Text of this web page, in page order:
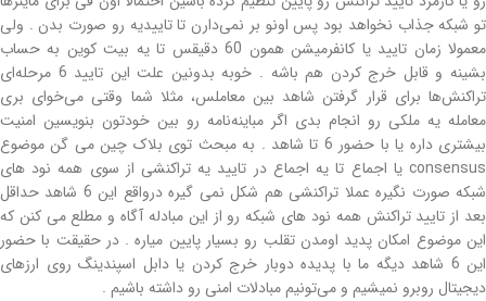
تو شبکه جذاب نخواهد بود پس اونو بر نمی‌دارن تا تاییدیه رو صورت بدن . ولی
معمولا زمان تایید یا کانفرمیشن همون 60 دقیقس تا یه بیت کوین به حساب
بشینه و قابل خرج کردن هم باشه . خوبه بدونین علت این تایید 6 مرحله‌ای
تراکنش‌ها برای قرار گرفتن شاهد بین معاملس، مثلا شما وقتی می‌خوای بری
معامله یه ملکی رو انجام بدی اگر مباینه‌نامه رو بین خودتون بنویسین امنیت
بیشتری داره یا با حضور 6 تا شاهد . به مبحث توی بلاک چین می گن موضوع
consensus یا اجماع تا یه اجماع در تایید یه تراکنشی از سوی همه نود های
شبکه صورت نگیره عملا تراکنشی هم شکل نمی گیره درواقع این 6 شاهد حداقل
بعد از تایید تراکنش همه نود های شبکه رو از این مبادله آگاه و مطلع می کنن که
این موضوع امکان پدید اومدن تقلب رو بسیار پایین میاره . در حقیقت با حضور
این 6 شاهد دیگه ما با پدیده دوبار خرج کردن یا دابل اسپندینگ روی ارزهای
دیجیتال روبرو نمیشیم و می‌تونیم مبادلات امنی رو داشته باشیم .